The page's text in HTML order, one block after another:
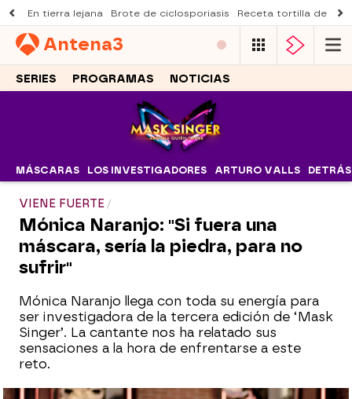
En tierra lejana Brote de ciclosporiasis Receta tortilla de
Antena3
SERIES PROGRAMAS NOTICIAS
MÁSCARAS LOS INVESTIGADORES ARTURO VALLS
VIENE FUERTE
Mónica Naranjo: "Si fuera una
máscara, sería la piedra, para no
sufrir"
Mónica Naranjo llega con toda su energía para
ser investigadora de la tercera edición de ‘Mask
Singer’. La cantante nos ha relatado sus
sensaciones a la hora de enfrentarse a este
reto.